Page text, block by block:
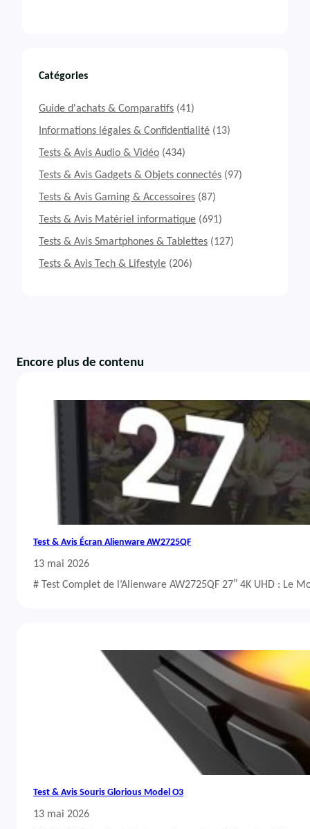
Catégories
Guide d'achats & Comparatifs (41)
Informations légales & Confidentialité (13)
Tests & Avis Audio & Vidéo (434)
Tests & Avis Gadgets & Objets connectés (97)
Tests & Avis Gaming & Accessoires (87)
Tests & Avis Matériel informatique (691)
Tests & Avis Smartphones & Tablettes (127)
Tests & Avis Tech & Lifestyle (206)
Encore plus de contenu
Test & Avis Écran Alienware AW2725QF
13 mai 2026
# Test Complet de l’Alienware AW2725QF 27″ 4K UHD : Le
Test & Avis Souris Glorious Model O3
13 mai 2026